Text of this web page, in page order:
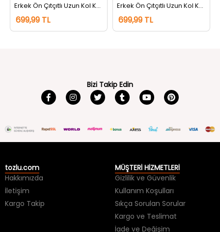
Erkek Ön Çıtçıtlı Uzun Kol Kendinden Desenli Gömlek Lacivert
699,99 TL
Erkek Ön Çıtçıtlı Uzun Kol Kendinden Desenli Gömlek Gri
699,99 TL
Bizi Takip Edin
tozlu.com
Hakkımızda
İletişim
Kargo Takip
MÜŞTERİ HİZMETLERİ
Gizlilik ve Güvenlik
Kullanım Koşulları
Sıkça Sorulan Sorular
Kargo ve Teslimat
İade ve Değişim